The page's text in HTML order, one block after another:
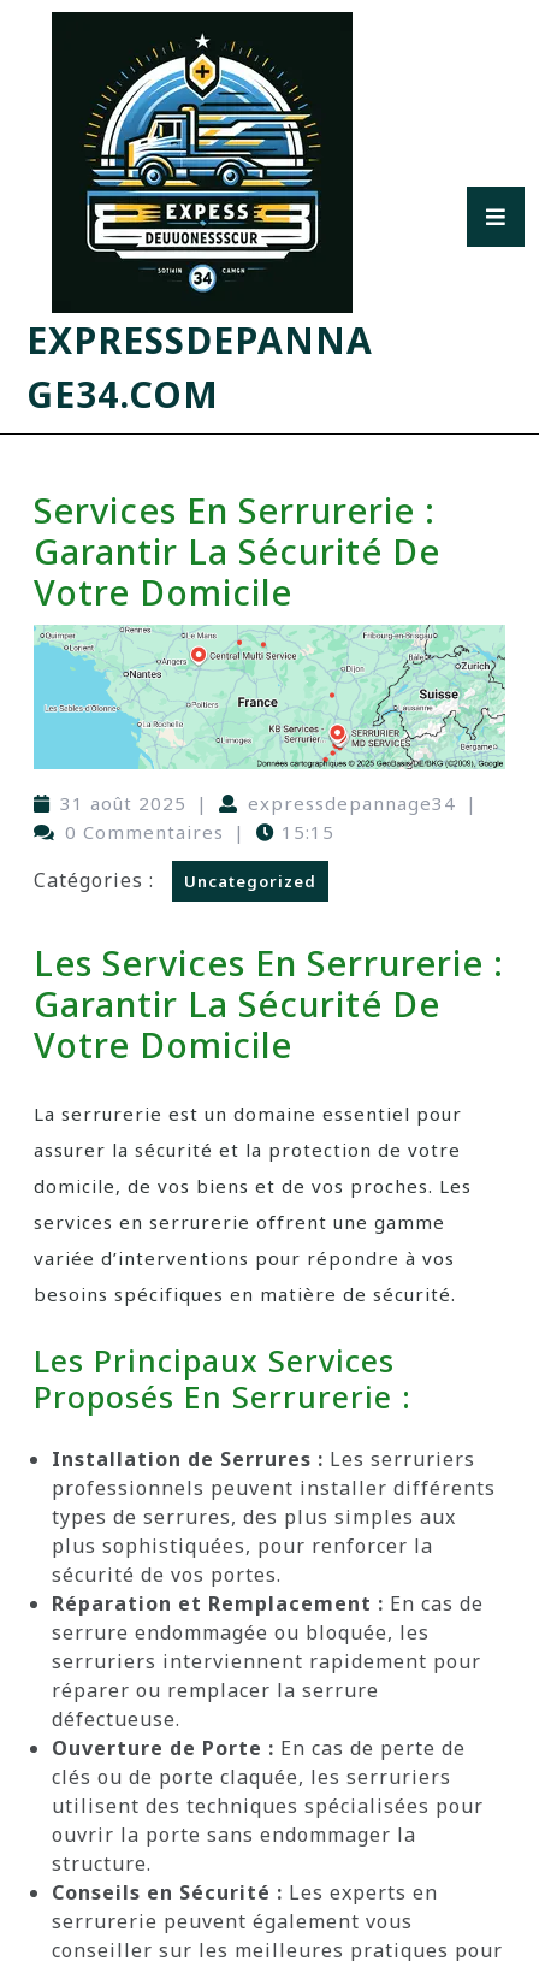
EXPRESSDEPANNA
GE34.COM
Services En Serrurerie :
Garantir La Sécurité De
Votre Domicile
31 août 2025 | expressdepannage34 |
0 Commentaires
| 15:15
Catégories : Uncategorized
Les Services En Serrurerie :
Garantir La Sécurité De
Votre Domicile
La serrurerie est un domaine essentiel pour
assurer la sécurité et la protection de votre
domicile, de vos biens et de vos proches. Les
services en serrurerie offrent une gamme
variée d’interventions pour répondre à vos
besoins spécifiques en matière de sécurité.
Les Principaux Services
Proposés En Serrurerie :
Installation de Serrures : Les serruriers
professionnels peuvent installer différents
types de serrures, des plus simples aux
plus sophistiquées, pour renforcer la
sécurité de vos portes.
Réparation et Remplacement : En cas de
serrure endommagée ou bloquée, les
serruriers interviennent rapidement pour
réparer ou remplacer la serrure
défectueuse.
Ouverture de Porte : En cas de perte de
clés ou de porte claquée, les serruriers
utilisent des techniques spécialisées pour
ouvrir la porte sans endommager la
structure.
Conseils en Sécurité : Les experts en
serrurerie peuvent également vous
conseiller sur les meilleures pratiques pour